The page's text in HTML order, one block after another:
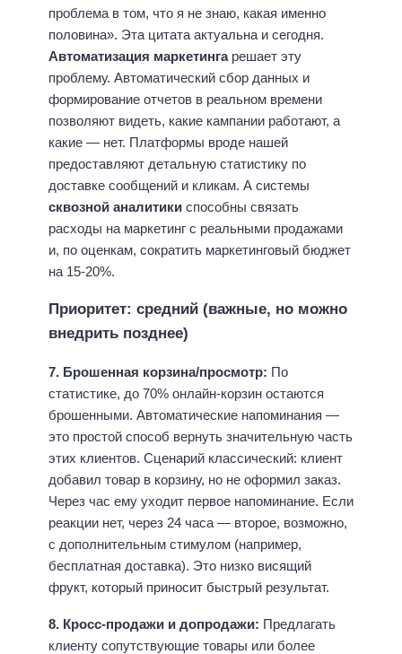
проблема в том, что я не знаю, какая именно
половина». Эта цитата актуальна и сегодня.
Автоматизация маркетингарешает эту
проблему. Автоматический сбор данных и
формирование отчетов в реальном времени
позволяют видеть, какие кампании работают, а
какие — нет. Платформы вроде нашей
предоставляют детальную статистику по
доставке сообщений и кликам. А системы
сквозной аналитики способны связать
расходы на маркетинг с реальными продажами
и, по оценкам, сократить маркетинговый бюджет
на 15-20%.
Приоритет: средний (важные, но можно
внедрить позднее)
7. Брошенная корзина/просмотр: По
статистике, до 70% онлайн-корзин остаются
брошенными. Автоматические напоминания —
это простой способ вернуть значительную часть
этих клиентов. Сценарий классический: клиент
добавил товар в корзину, но не оформил заказ.
Через час ему уходит первое напоминание. Если
реакции нет, через 24 часа — второе, возможно,
с дополнительным стимулом (например,
бесплатная доставка). Это низко висящий
фрукт, который приносит быстрый результат.
8. Кросс-продажи и допродажи: Предлагать
клиенту сопутствующие товары или более